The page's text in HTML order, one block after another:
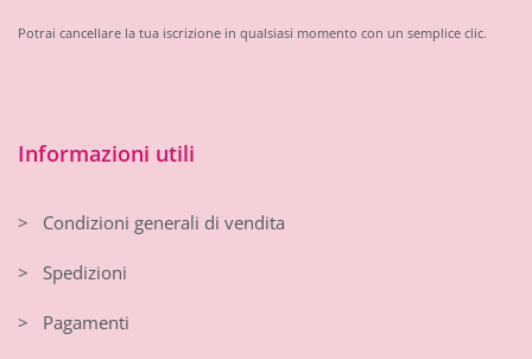
Potrai cancellare la tua iscrizione in qualsiasi momento con un semplice clic.
Informazioni utili
> Condizioni generali di vendita
> Spedizioni
> Pagamenti